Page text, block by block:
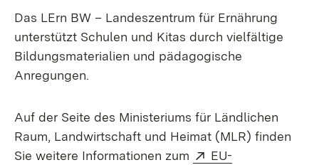
Das LErn BW – Landeszentrum für Ernährung
unterstützt Schulen und Kitas durch vielfältige
Bildungsmaterialien und pädagogische
Anregungen.
Auf der Seite des Ministeriums für Ländlichen
Raum, Landwirtschaft und Heimat (MLR) finden
Sie weitere Informationen zum
Extern:
EU-